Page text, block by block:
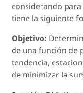
considerando
tiene la siguiente
Objetivo:
de una función de
tendencia,
de minimizar la